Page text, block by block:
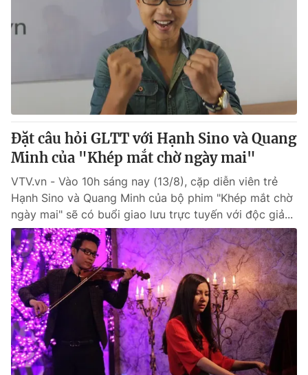
Đặt câu hỏi GLTT với Hạnh Sino và Quang
Minh của "Khép mắt chờ ngày mai"
VTV.vn - Vào 10h sáng nay (13/8), cặp diễn viên trẻ
Hạnh Sino và Quang Minh của bộ phim "Khép mắt chờ
ngày mai" sẽ có buổi giao lưu trực tuyến với độc giả...